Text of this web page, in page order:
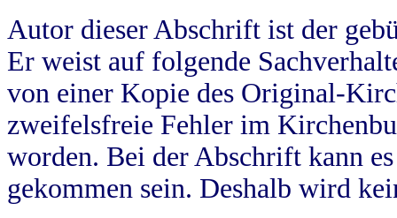
Autor dieser Abschrift ist der
Er weist auf folgende
von einer Kopie des Original-
zweifelsfreie Fehler im
worden. Bei der Abschrift kann
gekommen sein. Deshalb wird